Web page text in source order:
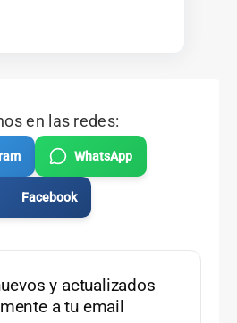
en las redes:
WhatsApp
Facebook
y actualizados
a tu email